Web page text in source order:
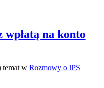
wpłatą na konto
temat w Rozmowy o IPS